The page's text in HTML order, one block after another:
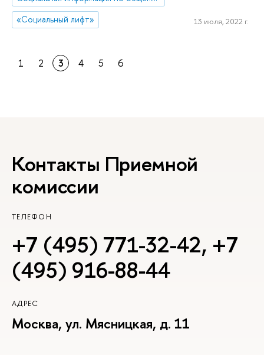
«Социальный лифт»
13 июля, 2022 г.
1 2 3 4 5 6
Контакты Приемной
комиссии
ТЕЛЕФОН
+7 (495) 771-32-42, +7
(495) 916-88-44
АДРЕС
Москва, ул. Мясницкая, д. 11